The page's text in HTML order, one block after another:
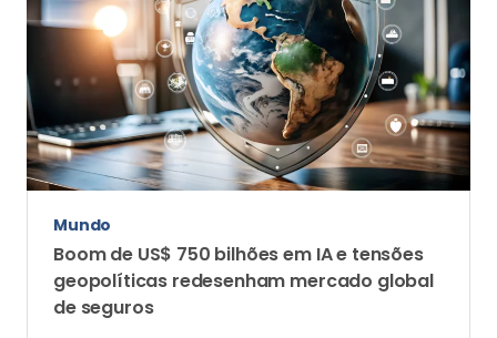
Mundo
Boom de US$ 750 bilhões em IA e tensões
geopolíticas redesenham mercado global
de seguros